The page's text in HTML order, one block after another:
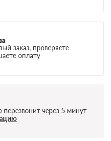
заказ, проверяете
оплату
через 5 минут